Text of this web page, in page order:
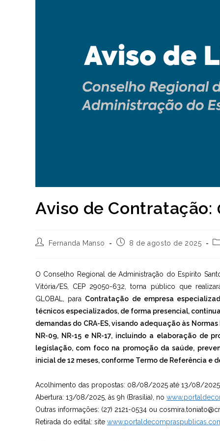
Aviso de Contratação:
AutorFernanda Manso
Post8 de agosto de 2025
O Conselho Regional de Administração do Espírito
Vitória/ES, CEP 29050-632, torna público que
GLOBAL, para Contratação de empresa
técnicos especializados, de forma presencial,
demandas do CRA-ES, visando adequação às
NR-09, NR-15 e NR-17, incluindo a elaboração de
legislação, com foco na promoção da saúde,
inicial de 12 meses, conforme Termo de Referência e
Acolhimento das propostas: 08/08/2025 até 13/08/
Abertura: 13/08/2025, às 9h (Brasília), no
Outras informações: (27) 2121-0534 ou
Retirada do edital: site